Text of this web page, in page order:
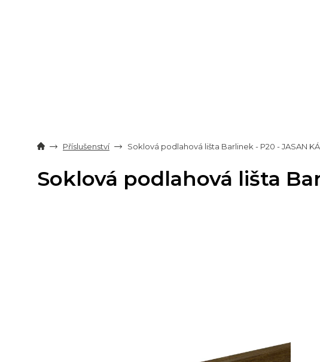
Příslušenství Soklová podlahová lišta Barlinek - P20 - JASAN
Soklová podlahová lišta